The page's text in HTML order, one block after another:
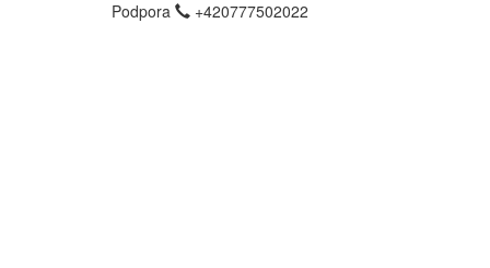
Podpora +420777502022